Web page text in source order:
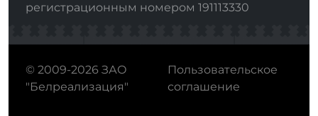
регистрационным номером 191113330
© 2009-2026 ЗАО
"Белреализация"
Пользовательское
соглашение